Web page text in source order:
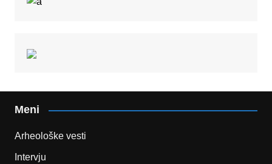
Meni
Arheološke vesti
Intervju